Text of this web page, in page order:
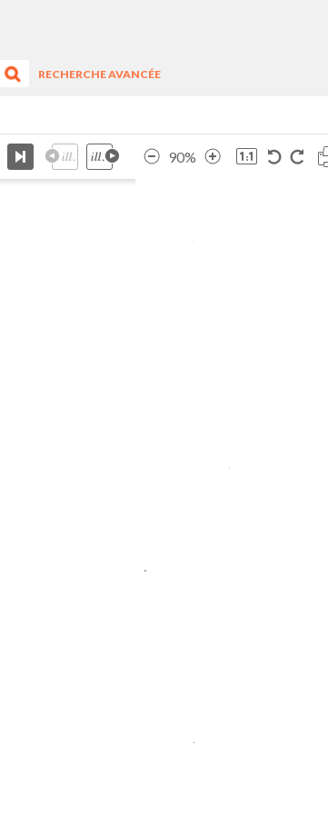
RECHERCHE AVANCÉE
90%